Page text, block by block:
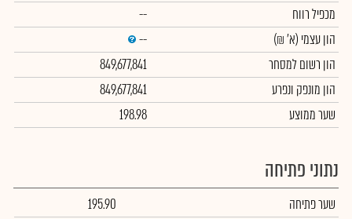
מכפיל רווח
--
הון עצמי (א' ₪)
--
הון רשום למסחר
849,677,841
הון מונפק ונפרע
849,677,841
שער ממוצע
198.98
נתוני פתיחה
שער פתיחה
195.90